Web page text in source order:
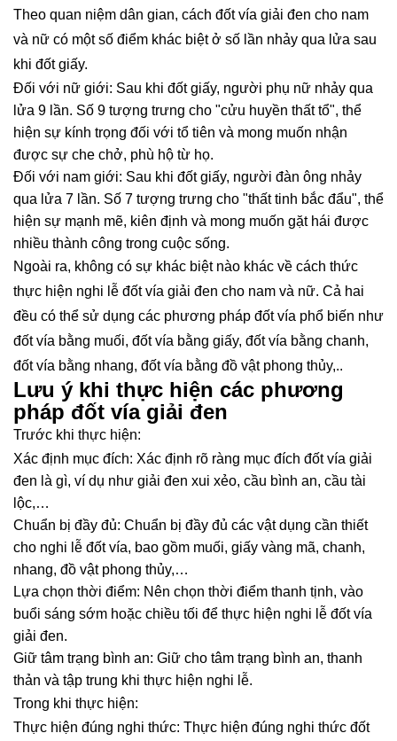
Theo quan niệm dân gian, cách đốt vía giải đen cho nam
và nữ có một số điểm khác biệt ở số lần nhảy qua lửa sau
khi đốt giấy.
Đối với nữ giới: Sau khi đốt giấy, người phụ nữ nhảy qua
lửa 9 lần. Số 9 tượng trưng cho "cửu huyền thất tổ", thể
hiện sự kính trọng đối với tổ tiên và mong muốn nhận
được sự che chở, phù hộ từ họ.
Đối với nam giới: Sau khi đốt giấy, người đàn ông nhảy
qua lửa 7 lần. Số 7 tượng trưng cho "thất tinh bắc đẩu", thể
hiện sự mạnh mẽ, kiên định và mong muốn gặt hái được
nhiều thành công trong cuộc sống.
Ngoài ra, không có sự khác biệt nào khác về cách thức
thực hiện nghi lễ đốt vía giải đen cho nam và nữ. Cả hai
đều có thể sử dụng các phương pháp đốt vía phổ biến như
đốt vía bằng muối, đốt vía bằng giấy, đốt vía bằng chanh,
đốt vía bằng nhang, đốt vía bằng đồ vật phong thủy,..
Lưu ý khi thực hiện các phương
pháp đốt vía giải đen
Trước khi thực hiện:
Xác định mục đích: Xác định rõ ràng mục đích đốt vía giải
đen là gì, ví dụ như giải đen xui xẻo, cầu bình an, cầu tài
lộc,…
Chuẩn bị đầy đủ: Chuẩn bị đầy đủ các vật dụng cần thiết
cho nghi lễ đốt vía, bao gồm muối, giấy vàng mã, chanh,
nhang, đồ vật phong thủy,…
Lựa chọn thời điểm: Nên chọn thời điểm thanh tịnh, vào
buổi sáng sớm hoặc chiều tối để thực hiện nghi lễ đốt vía
giải đen.
Giữ tâm trạng bình an: Giữ cho tâm trạng bình an, thanh
thản và tập trung khi thực hiện nghi lễ.
Trong khi thực hiện:
Thực hiện đúng nghi thức: Thực hiện đúng nghi thức đốt